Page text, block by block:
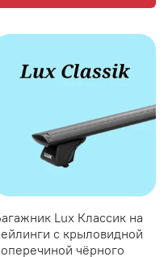
Lux Классик на
с крыловидной
чёрного